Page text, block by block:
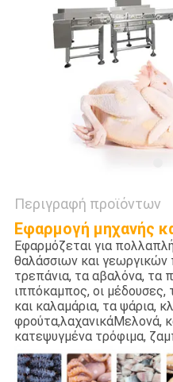
SITEMAP
ΠΟΛΙΤΙΚΉ
ΑΠΟΡΡΉΤΟΥ
Περιγραφή προϊόντων
Εφαρμογή μηχανής
Εφαρμόζεται για
θαλάσσιων και
τρεπάνια, τα αβαλόνα, τα
ιππόκαμπος, οι
και καλαμάρια, τα ψάρια,
φρούτα,λαχανικάΜελονά,
κατεψυγμένα τρόφιμα,